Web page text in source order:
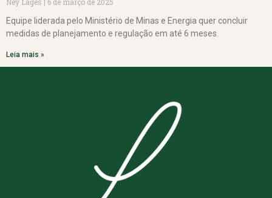
Ney Lages
6 de março de 2025
Equipe liderada pelo Ministério de Minas e Energia quer concluir
medidas de planejamento e regulação em até 6 meses.
Leia mais »